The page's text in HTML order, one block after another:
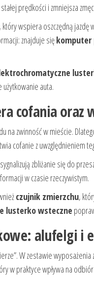
prędkości i zmniejsza
, który wspiera oszczędną jazdę
znajduje siękomputer
użytkowanie auta.
cofania oraz
na zwinność w mieście.
cofanie z uwzględnieniem
zbliżanie się do
w czasie rzeczywistym.
czujnik zmierzchu,
lusterko wsteczne
alufelgi i
W zestawie wyposażenia
w praktyce wpływa na